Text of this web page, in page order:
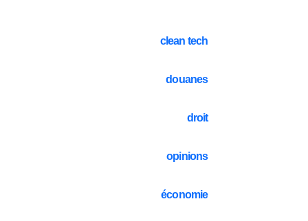
clean tech
douanes
droit
opinions
économie